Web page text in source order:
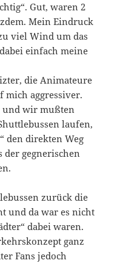
Gut, waren 2
Mein Eindruck
viel Wind um das
einfach meine
die Animateure
mich aggressiver.
und wir mußten
laufen,
den direkten Weg
der gegnerischen
zurück die
und da war es nicht
dabei waren.
ganz
Fans jedoch